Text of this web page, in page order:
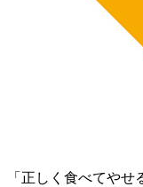
「正しく食べてや